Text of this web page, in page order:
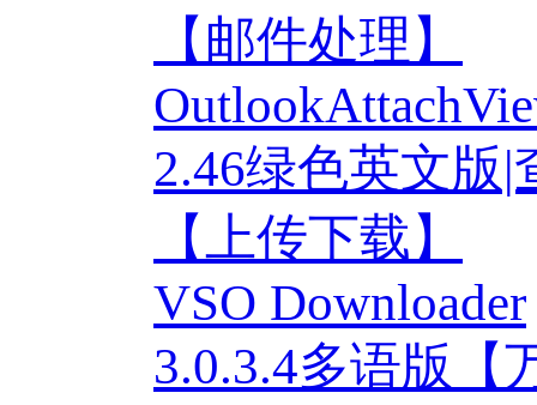
【邮件处理】
2.46绿色英文版
【上传下载】
VSO Downloader
3.0.3.4多语版【